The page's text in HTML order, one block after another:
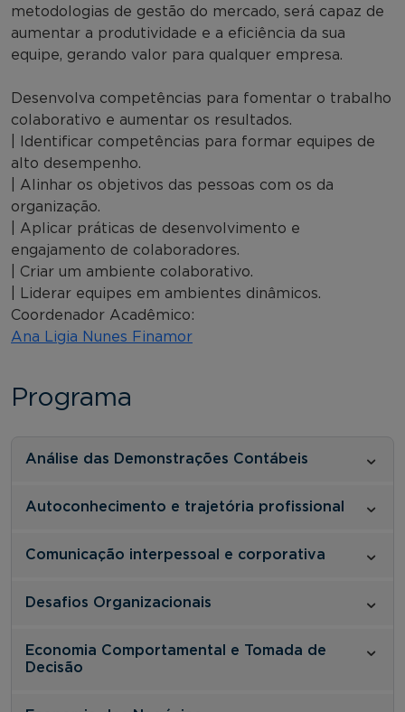
metodologias de gestão do mercado, será capaz de
aumentar a produtividade e a eficiência da sua
equipe, gerando valor para qualquer empresa.
Desenvolva competências para fomentar o trabalho
colaborativo e aumentar os resultados.
| Identificar competências para formar equipes de
alto desempenho.
| Alinhar os objetivos das pessoas com os da
organização.
| Aplicar práticas de desenvolvimento e
engajamento de colaboradores.
| Criar um ambiente colaborativo.
| Liderar equipes em ambientes dinâmicos.
Coordenador Acadêmico:
Ana Ligia Nunes Finamor
Programa
Análise das Demonstrações Contábeis
Autoconhecimento e trajetória profissional
Comunicação interpessoal e corporativa
Desafios Organizacionais
Economia Comportamental e Tomada de
Decisão